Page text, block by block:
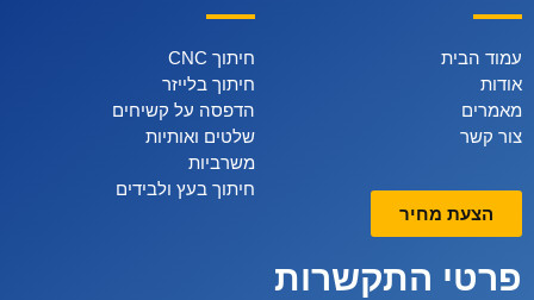
עמוד הבית
אודות
מאמרים
צור קשר
הצעת מחיר
חיתוך CNC
חיתוך בלייזר
הדפסה על קשיחים
שלטים ואותיות
משרביות
חיתוך בעץ ולבידים
פרטי התקשרות